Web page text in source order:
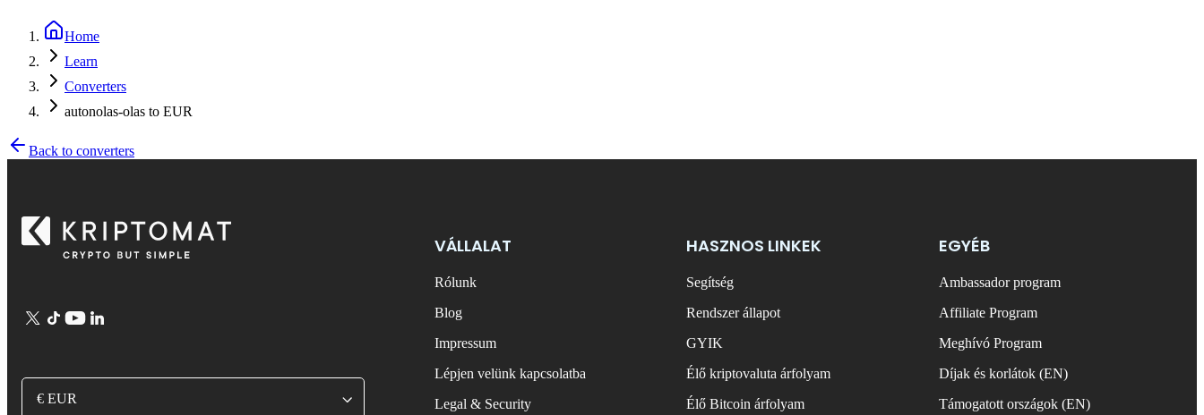
Home
Learn
Converters
autonolas-olas to EUR
Back to converters
€ EUR
VÁLLALAT
Rólunk
Blog
Impressum
Lépjen velünk kapcsolatba
Legal & Security
HASZNOS LINKEK
Segítség
Rendszer állapot
GYIK
Élő kriptovaluta árfolyam
Élő Bitcoin árfolyam
EGYÉB
Ambassador program
Affiliate Program
Meghívó Program
Díjak és korlátok (EN)
Támogatott országok (EN)